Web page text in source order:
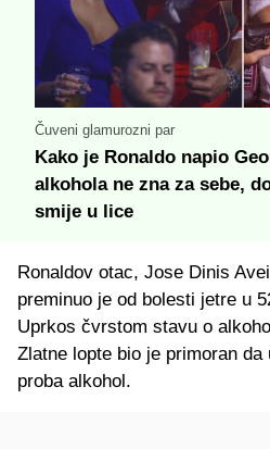
Čuveni glamurozni par
Kako je Ronaldo napio
alkohola ne zna za sebe,
smije u lice
Ronaldov otac, Jose Dinis
preminuo je od bolesti jetre u
Uprkos čvrstom stavu o
Zlatne lopte bio je primoran
proba alkohol.